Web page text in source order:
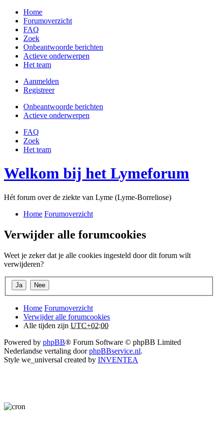
Home
Forumoverzicht
FAQ
Zoek
Onbeantwoorde berichten
Actieve onderwerpen
Het team
Aanmelden
Registreer
Onbeantwoorde berichten
Actieve onderwerpen
FAQ
Zoek
Het team
Welkom bij het Lymeforum
Hét forum over de ziekte van Lyme (Lyme-Borreliose)
Home Forumoverzicht
Verwijder alle forumcookies
Weet je zeker dat je alle cookies ingesteld door dit forum wilt
verwijderen?
Home Forumoverzicht
Verwijder alle forumcookies
Alle tijden zijn UTC+02:00
Powered by phpBB® Forum Software © phpBB Limited
Nederlandse vertaling doorphpBBservice.nl.
Style we_universal created by INVENTEA